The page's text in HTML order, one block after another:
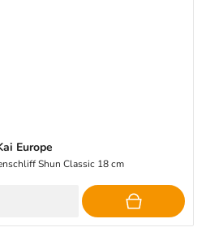
Europe
Shun Classic 18 cm